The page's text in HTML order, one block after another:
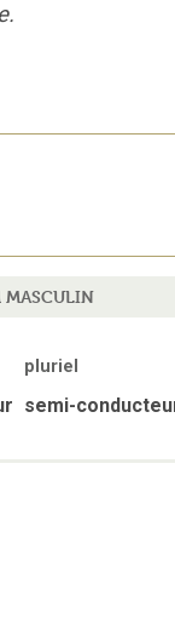
MASCULIN
pluriel
semi-